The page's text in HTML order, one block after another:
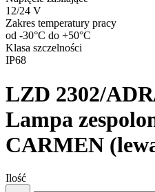
12/24 V
Zakres temperatury pracy
od -30°C do +50°C
Klasa szczelności
IP68
LZD 2302/
Lampa
CARMEN
Ilość